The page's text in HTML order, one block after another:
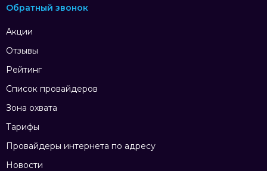
Акции
Отзывы
Рейтинг
Список провайдеров
Зона охвата
Тарифы
Провайдеры интернета по адресу
Новости
Обратный звонок